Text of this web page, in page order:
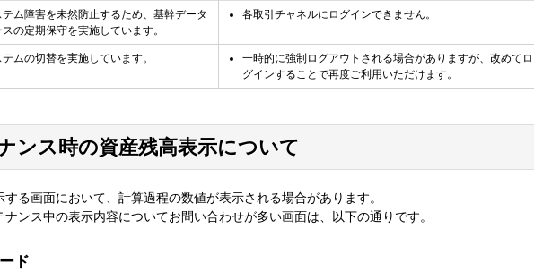
テム障害を未然防止するため、基幹データ
の定期保守を実施しています。
各取引チャネルにログインできません。
テムの切替を実施しています。
一時的に強制ログアウトされる場合がありますが、改めてロ
グインすることで再度ご利用いただけます。
ンス時の資産残高表示について
る画面において、計算過程の数値が表示される場合があります。
ンス中の表示内容についてお問い合わせが多い画面は、以下の通りです。
ド